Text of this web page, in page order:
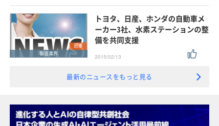
記事
製造業界
トヨタ、日産、ホンダの自動車メ
ーカー3社、水素ステーションの整
備を共同支援
2015/02/13
最新のニュースをもっと見る